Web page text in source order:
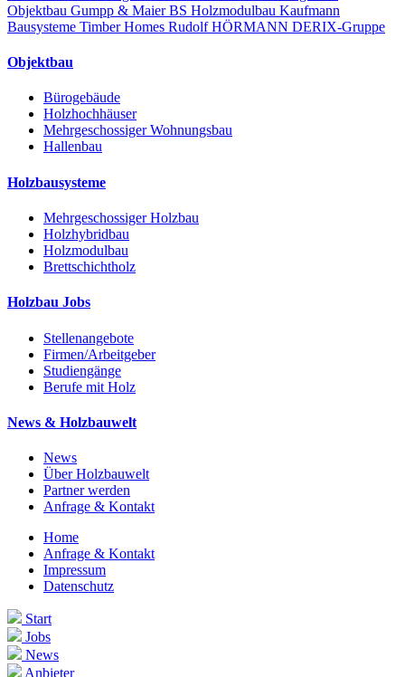
Objektbau Gumpp & MaierBS Holzmodulbau Kaufmann
Bausysteme Timber Homes Rudolf HÖRMANN DERIX-Gruppe
Objektbau
Bürogebäude
Holzhochhäuser
Mehrgeschossiger Wohnungsbau
Hallenbau
Holzbausysteme
Mehrgeschossiger Holzbau
Holzhybridbau
Holzmodulbau
Brettschichtholz
Holzbau Jobs
Stellenangebote
Firmen/Arbeitgeber
Studiengänge
Berufe mit Holz
News & Holzbauwelt
News
Über Holzbauwelt
Partner werden
Anfrage & Kontakt
Home
Anfrage & Kontakt
Impressum
Datenschutz
Start
Jobs
News
Anbieter